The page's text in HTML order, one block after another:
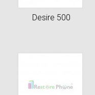
Desire 500